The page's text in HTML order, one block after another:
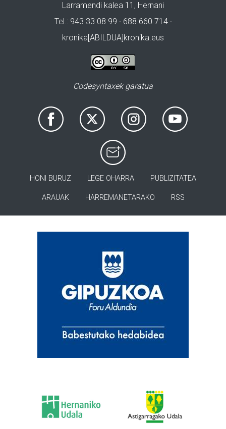
Larramendi kalea 11, Hernani
Tel.: 943 33 08 99 · 688 660 714 ·
kronika[ABILDUA]kronika.eus
Codesyntaxek garatua
HONI BURUZ LEGE OHARRA PUBLIZITATEA
ARAUAK HARREMANETARAKO RSS